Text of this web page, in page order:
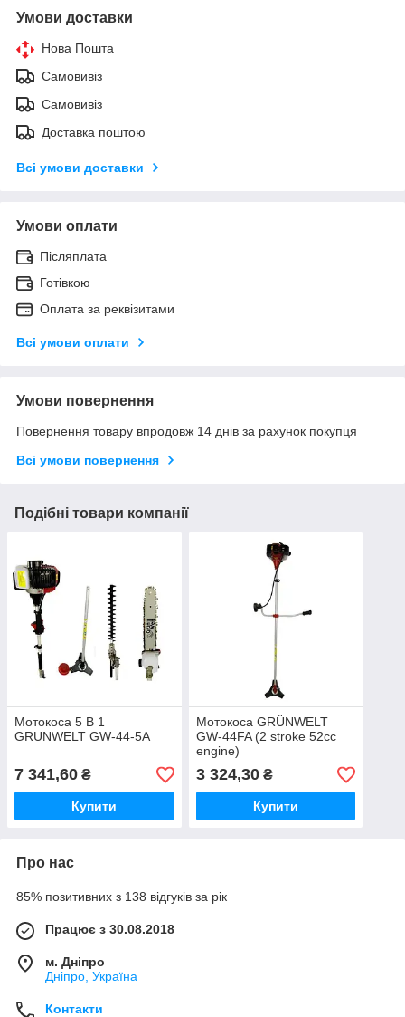
Умови доставки
Нова Пошта
Самовивіз
Самовивіз
Доставка поштою
Всі умови доставки
Умови оплати
Післяплата
Готівкою
Оплата за реквізитами
Всі умови оплати
Умови повернення
Повернення товару впродовж 14 днів за рахунок покупця
Всі умови повернення
Подібні товари компанії
Мотокоса 5 В 1
GRUNWELT GW-44-5A
7 341,60 ₴
Купити
Мотокоса GRÜNWELT
GW-44FA (2 stroke 52cc
engine)
3 324,30₴
Купити
Про нас
85% позитивних з 138 відгуків за рік
Працює з 30.08.2018
м. Дніпро
Дніпро, Україна
Контакти